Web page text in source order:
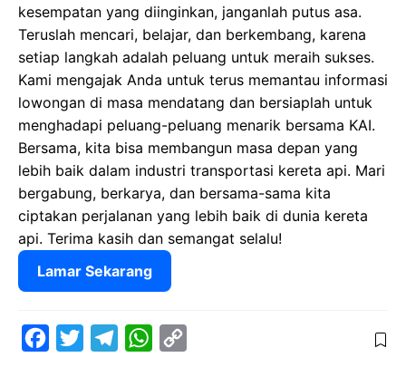
kesempatan yang diinginkan, janganlah putus asa.
Teruslah mencari, belajar, dan berkembang, karena
setiap langkah adalah peluang untuk meraih sukses.
Kami mengajak Anda untuk terus memantau informasi
lowongan di masa mendatang dan bersiaplah untuk
menghadapi peluang-peluang menarik bersama KAI.
Bersama, kita bisa membangun masa depan yang
lebih baik dalam industri transportasi kereta api. Mari
bergabung, berkarya, dan bersama-sama kita
ciptakan perjalanan yang lebih baik di dunia kereta
api. Terima kasih dan semangat selalu!
Lamar Sekarang
W